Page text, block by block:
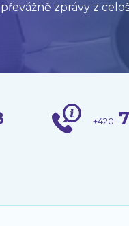
zprávy z
+420